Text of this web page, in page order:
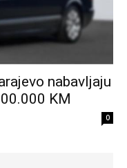
nabavljaju
KM
0